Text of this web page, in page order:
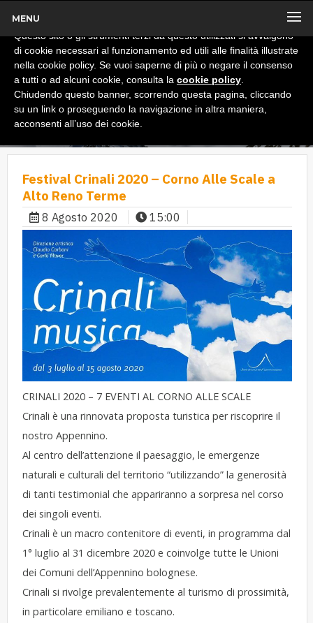
MENU
Festival Crinali 2020 – Corno Alle Scale a
Alto Reno Terme
8 Agosto 2020 15:00
CRINALI 2020 – 7 EVENTI AL CORNO ALLE SCALE
Crinali è una rinnovata proposta turistica per riscoprire il
nostro Appennino.
Al centro dell’attenzione il paesaggio, le emergenze
naturali e culturali del territorio “utilizzando” la generosità
di tanti testimonial che appariranno a sorpresa nel corso
dei singoli eventi.
Crinali è un macro contenitore di eventi, in programma dal
1° luglio al 31 dicembre 2020 e coinvolge tutte le Unioni
dei Comuni dell’Appennino bolognese.
Crinali si rivolge prevalentemente al turismo di prossimità,
in particolare emiliano e toscano.
x
Informativa
Questo sito o gli strumenti terzi da questo utilizzati si avvalgono
di cookie necessari al funzionamento ed utili alle finalità illustrate
nella cookie policy. Se vuoi saperne di più o negare il consenso
a tutti o ad alcuni cookie, consulta la cookie policy
Chiudendo questo banner, scorrendo questa pagina, cliccando
su un link o proseguendo la navigazione in altra maniera,
acconsenti all’uso dei cookie.